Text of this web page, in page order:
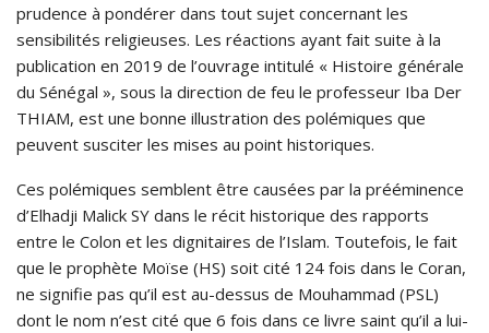
prudence à pondérer dans tout sujet concernant les
sensibilités religieuses. Les réactions ayant fait suite à la
publication en 2019 de l’ouvrage intitulé « Histoire générale
du Sénégal », sous la direction de feu le professeur Iba Der
THIAM, est une bonne illustration des polémiques que
peuvent susciter les mises au point historiques.
Ces polémiques semblent être causées par la prééminence
d’Elhadji Malick SY dans le récit historique des rapports
entre le Colon et les dignitaires de l’Islam. Toutefois, le fait
que le prophète Moïse (HS) soit cité 124 fois dans le Coran,
ne signifie pas qu’il est au-dessus de Mouhammad (PSL)
dont le nom n’est cité que 6 fois dans ce livre saint qu’il a lui-